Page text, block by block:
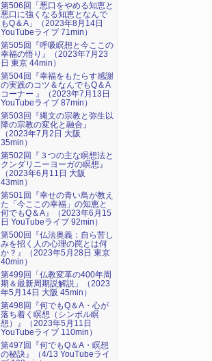
第506回「悪口をやめる知恵と
悪口に強くなる知恵となんで
もQ＆A」（2023年8月14日
YouTubeライブ 71min）
第505回『呼吸瞑想と今ここの
幸福の悟り』（2023年7月23
日 東京 44min）
第504回『幸福をもたらす感謝
の実践のコツ＆なんでもQ＆A
コーナー 』（2023年7月13日
YouTubeライブ 87min）
第503回『縄文の宗教と弥生以
降の宗教の変化と融合』
（2023年7月2日 大阪
35min）
第502回『３つの主な瞑想法と
クンダリニーヨーガの瞑想』
（2023年6月11日 大阪
43min）
第501回『幸せの青い鳥が教え
た「今ここの幸福」の知恵と
何でもQ＆A』（2023年6月15
日 YouTubeライブ 92min）
第500回『仏法奥義：自ら苦し
みを招く人の心理の罠とは何
か？』（2023年5月28日 東京
40min）
第499回「仏教変革の400年周
期＆最新周期説解説」（2023
年5月14日 大阪 45min）
第498回『何でもQ＆A・心が
落ち着く瞑想（シンボル瞑
想）』（2023年5月11日
YouTubeライブ 110min）
第497回『何でもQ＆A・瞑想
の秘訣』（4/13 YouTubeライ